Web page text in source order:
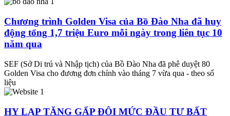
Chương trình Golden Visa của Bồ Đào Nha đã huy
động tổng 1,7 triệu Euro mỗi ngày trong liên tục 10
năm qua
SEF (Sở Di trú và Nhập tịch) của Bồ Đào Nha đã phê duyệt 80
Golden Visa cho đương đơn chính vào tháng 7 vừa qua - theo số
liệu
HY LẠP TĂNG GẤP ĐÔI MỨC ĐẦU TƯ BẤT